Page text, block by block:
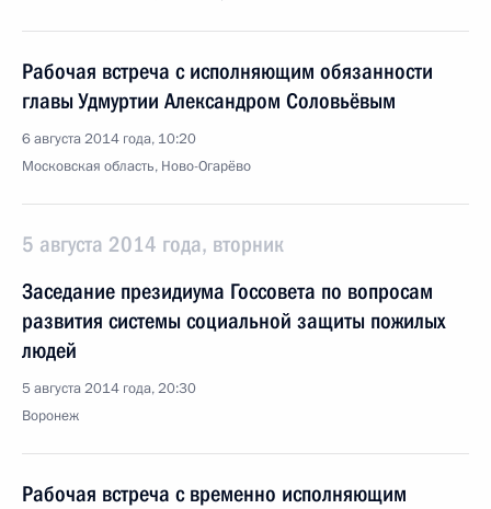
Рабочая встреча с исполняющим обязанности
главы Удмуртии Александром Соловьёвым
6 августа 2014 года, 10:20
Московская область, Ново-Огарёво
5 августа 2014 года, вторник
Заседание президиума Госсовета по вопросам
развития системы социальной защиты пожилых
людей
5 августа 2014 года, 20:30
Воронеж
Рабочая встреча с временно исполняющим